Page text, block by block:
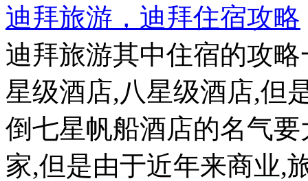
迪拜旅游，迪拜住宿攻略
迪拜旅游其中住宿的攻
星级酒店,八星级酒店,但
倒七星帆船酒店的名气
家,但是由于近年来商业,